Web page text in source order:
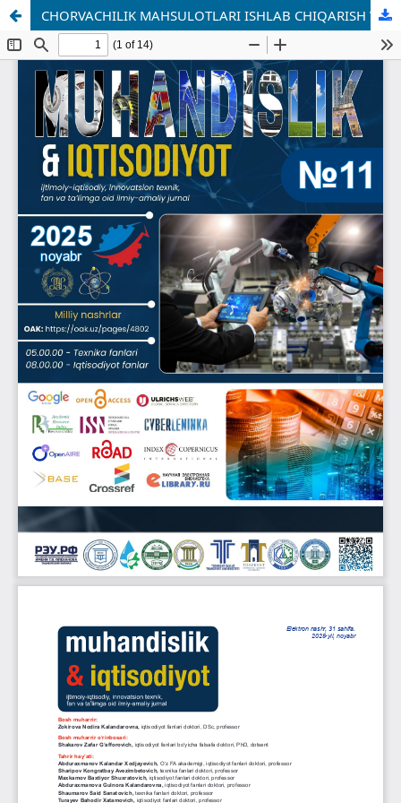
CHORVACHILIK MAHSULOTLARI ISHLAB CHIQARISH VA EKSPORT SALOHIYATINI OSHIRISHDA BOZOR INFRATUZILMASINI RIVOJLANTIRISHNING IQTISODIY OMILLARI